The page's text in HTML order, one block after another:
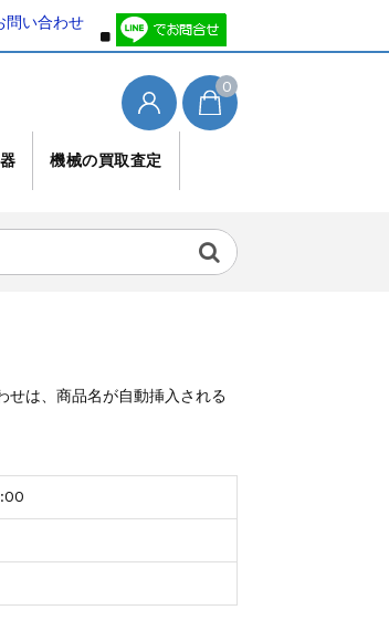
0
機械の買取査定
問い合わせ
せは、商品名が自動挿入される